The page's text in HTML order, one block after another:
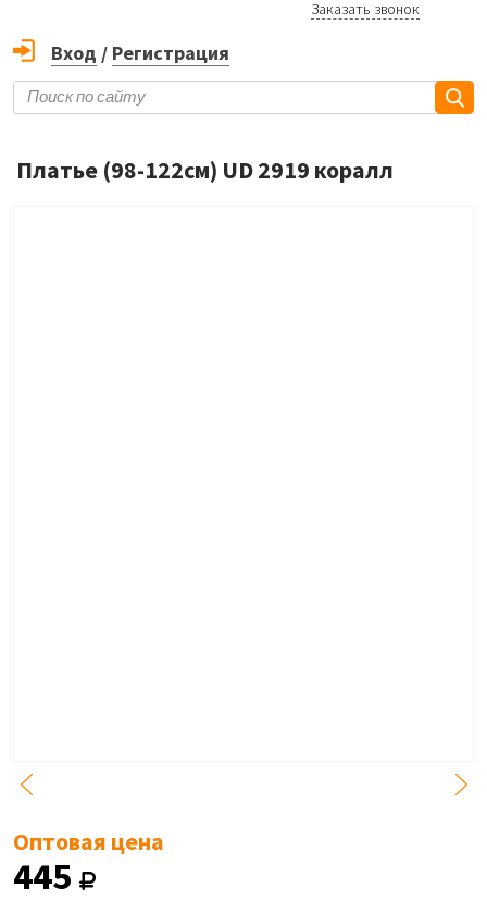
Заказать звонок
Вход / Регистрация
Платье (98-122см) UD 2919 коралл
Оптовая цена
445